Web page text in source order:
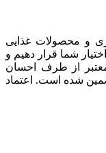
و محصولات غذایی
شما قرار دهیم و
معتبر از طرف احسان
شده است. اعتماد